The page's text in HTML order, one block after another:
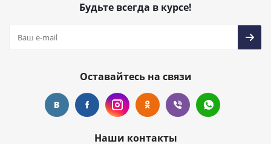
Будьте всегда в курсе!
Оставайтесь на связи
Наши контакты